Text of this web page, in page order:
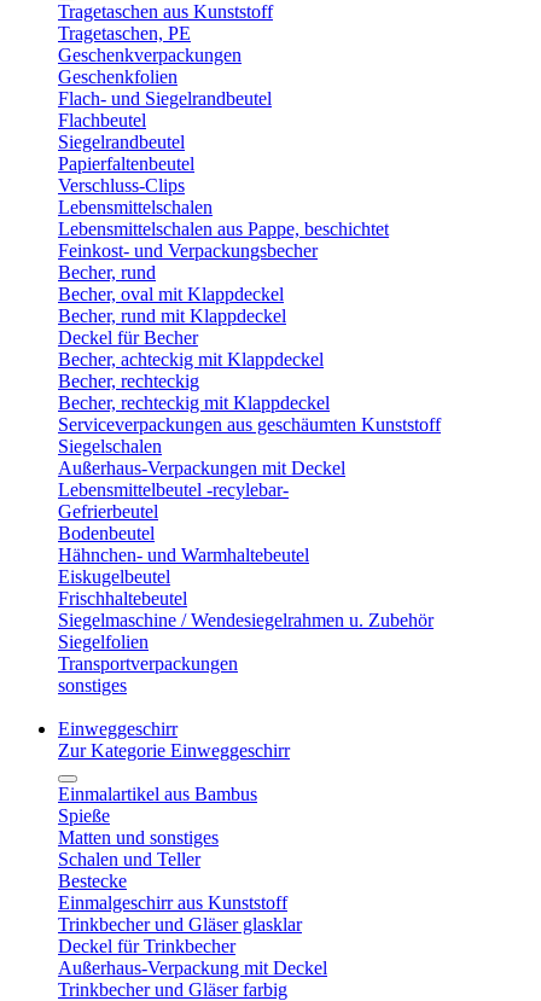
Tragetaschen aus Kunststoff
Tragetaschen, PE
Geschenkverpackungen
Geschenkfolien
Flach- und Siegelrandbeutel
Flachbeutel
Siegelrandbeutel
Papierfaltenbeutel
Verschluss-Clips
Lebensmittelschalen
Lebensmittelschalen aus Pappe, beschichtet
Feinkost- und Verpackungsbecher
Becher, rund
Becher, oval mit Klappdeckel
Becher, rund mit Klappdeckel
Deckel für Becher
Becher, achteckig mit Klappdeckel
Becher, rechteckig
Becher, rechteckig mit Klappdeckel
Serviceverpackungen aus geschäumten Kunststoff
Siegelschalen
Außerhaus-Verpackungen mit Deckel
Lebensmittelbeutel -recylebar-
Gefrierbeutel
Bodenbeutel
Hähnchen- und Warmhaltebeutel
Eiskugelbeutel
Frischhaltebeutel
Siegelmaschine / Wendesiegelrahmen u. Zubehör
Siegelfolien
Transportverpackungen
sonstiges
Einweggeschirr
Zur Kategorie Einweggeschirr
Einmalartikel aus Bambus
Spieße
Matten und sonstiges
Schalen und Teller
Bestecke
Einmalgeschirr aus Kunststoff
Trinkbecher und Gläser glasklar
Deckel für Trinkbecher
Außerhaus-Verpackung mit Deckel
Trinkbecher und Gläser farbig